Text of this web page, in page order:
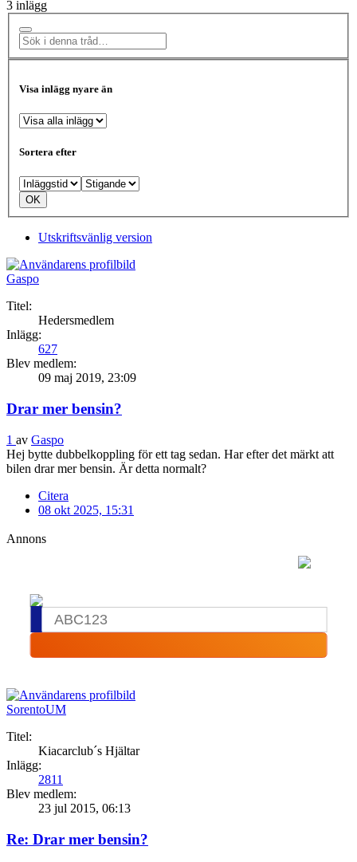
3 inlägg
Visa inlägg nyare än
Sortera efter
Utskriftsvänlig version
Gaspo
Titel:
Hedersmedlem
Inlägg:
627
Blev medlem:
09 maj 2019, 23:09
Drar mer bensin?
1 av Gaspo
Hej bytte dubbelkoppling för ett tag sedan. Har efter det märkt att
bilen drar mer bensin. Är detta normalt?
Citera
08 okt 2025, 15:31
Annons
SorentoUM
Titel:
Kiacarclub´s Hjältar
Inlägg:
2811
Blev medlem:
23 jul 2015, 06:13
Re: Drar mer bensin?